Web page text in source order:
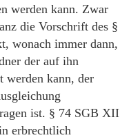
werden kann. Zwar
die Vorschrift des §
wonach immer dann,
der auf ihn
werden kann, der
ist. § 74 SGB XII
erbrechtlich